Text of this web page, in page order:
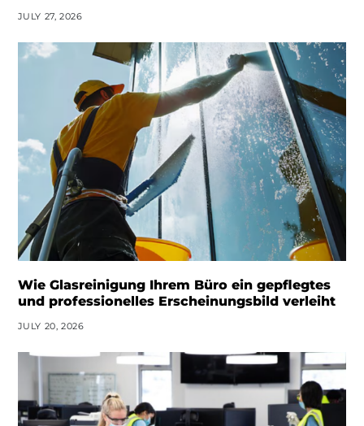
JULY 27, 2026
Wie Glasreinigung Ihrem Büro ein gepflegtes
und professionelles Erscheinungsbild verleiht
JULY 20, 2026